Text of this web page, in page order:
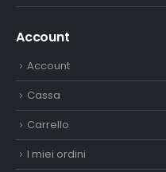
Account
Account
Cassa
Carrello
I miei ordini